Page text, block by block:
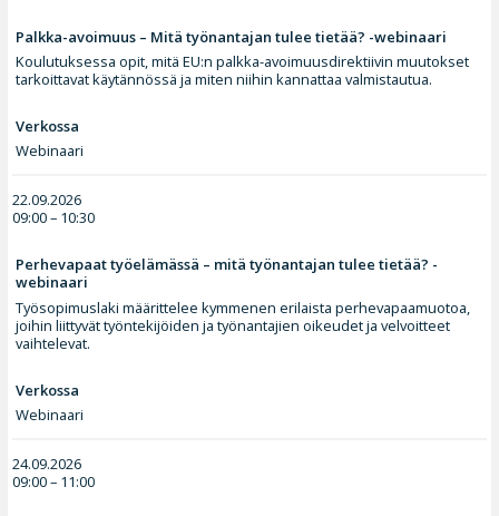
Palkka-avoimuus – Mitä työnantajan tulee tietää? -webinaari
Koulutuksessa opit, mitä EU:n palkka-avoimuusdirektiivin muutokset
tarkoittavat käytännössä ja miten niihin kannattaa valmistautua.
Verkossa
Webinaari
22.09.2026
09:00 – 10:30
Perhevapaat työelämässä – mitä työnantajan tulee tietää? -
webinaari
Työsopimuslaki määrittelee kymmenen erilaista perhevapaamuotoa,
joihin liittyvät työntekijöiden ja työnantajien oikeudet ja velvoitteet
vaihtelevat.
Verkossa
Webinaari
24.09.2026
09:00 – 11:00